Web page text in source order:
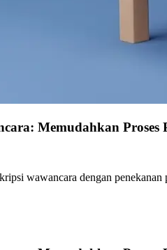
Memudahkan Proses
wawancara dengan